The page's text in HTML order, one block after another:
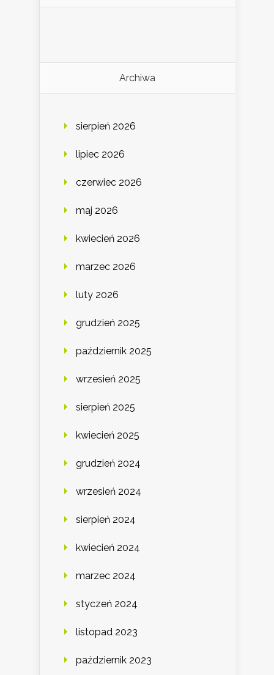
Archiwa
sierpień 2026
lipiec 2026
czerwiec 2026
maj 2026
kwiecień 2026
marzec 2026
luty 2026
grudzień 2025
październik 2025
wrzesień 2025
sierpień 2025
kwiecień 2025
grudzień 2024
wrzesień 2024
sierpień 2024
kwiecień 2024
marzec 2024
styczeń 2024
listopad 2023
październik 2023